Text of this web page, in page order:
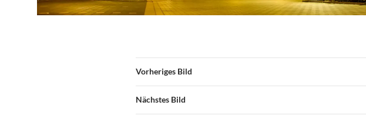
Vorheriges Bild
Nächstes Bild